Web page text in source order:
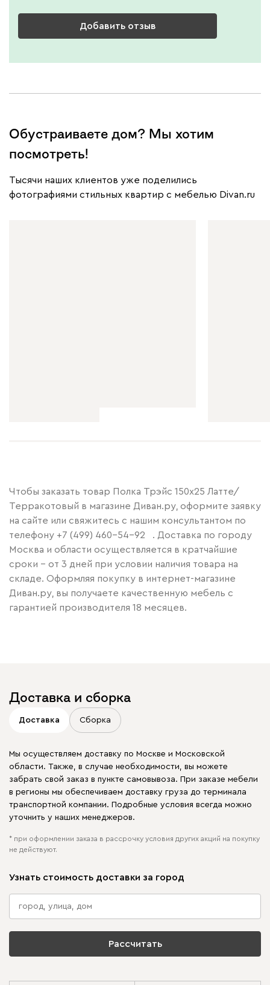
Добавить отзыв
Обустраиваете дом? Мы хотим
посмотреть!
Тысячи наших клиентов уже поделились
фотографиями стильных квартир с мебелью Divan.ru
Чтобы заказать товар Полка Трэйс 150x25 Латте/
Терракотовый в магазине Диван.ру, оформите заявку
на сайте или свяжитесь с нашим консультантом по
телефону +7 (499) 460-54-92
. Доставка по городу
Москва и области осуществляется в кратчайшие
сроки – от 3 дней при условии наличия товара на
складе. Оформляя покупку в интернет-магазине
Диван.ру, вы получаете качественную мебель с
гарантией производителя 18 месяцев.
Доставка и сборка
Доставка Сборка
Мы осуществляем доставку по Москве и Московской
области. Также, в случае необходимости, вы можете
забрать свой заказ в пункте самовывоза. При заказе мебели
в регионы мы обеспечиваем доставку груза до терминала
транспортной компании. Подробные условия всегда можно
уточнить у наших менеджеров.
* при оформлении заказа в рассрочку условия других акций на покупку
не действуют.
Узнать стоимость доставки за город
Рассчитать